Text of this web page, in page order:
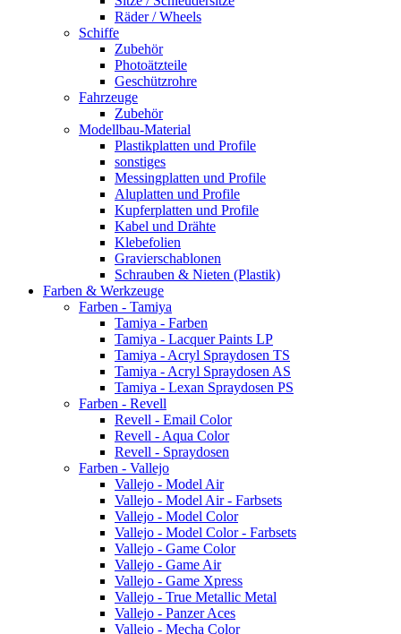
Räder / Wheels
Schiffe
Zubehör
Photoätzteile
Geschützrohre
Fahrzeuge
Zubehör
Modellbau-Material
Plastikplatten und Profile
sonstiges
Messingplatten und Profile
Aluplatten und Profile
Kupferplatten und Profile
Kabel und Drähte
Klebefolien
Gravierschablonen
Schrauben & Nieten (Plastik)
Farben & Werkzeuge
Farben - Tamiya
Tamiya - Farben
Tamiya - Lacquer Paints LP
Tamiya - Acryl Spraydosen TS
Tamiya - Acryl Spraydosen AS
Tamiya - Lexan Spraydosen PS
Farben - Revell
Revell - Email Color
Revell - Aqua Color
Revell - Spraydosen
Farben - Vallejo
Vallejo - Model Air
Vallejo - Model Air - Farbsets
Vallejo - Model Color
Vallejo - Model Color - Farbsets
Vallejo - Game Color
Vallejo - Game Air
Vallejo - Game Xpress
Vallejo - True Metallic Metal
Vallejo - Panzer Aces
Vallejo - Mecha Color